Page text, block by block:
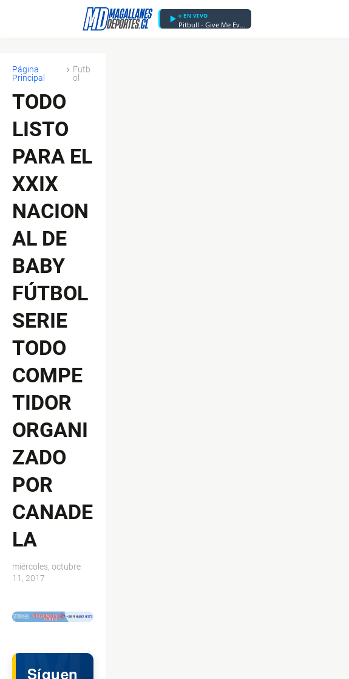
EN VIVO
Pitbull - Give Me Everything (feat. Nayer)
Página
Principal
Futb
ol
TODO
LISTO
PARA EL
XXIX
NACION
AL DE
BABY
FÚTBOL
SERIE
TODO
COMPE
TIDOR
ORGANI
ZADO
POR
CANADE
LA
miércoles, octubre
11, 2017
Síguen